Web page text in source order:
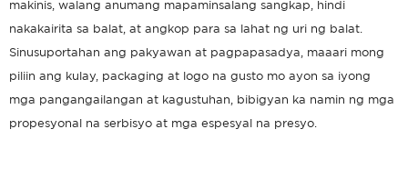
makinis, walang anumang mapaminsalang sangkap, hindi
nakakairita sa balat, at angkop para sa lahat ng uri ng balat.
Sinusuportahan ang pakyawan at pagpapasadya, maaari mong
piliin ang kulay, packaging at logo na gusto mo ayon sa iyong
mga pangangailangan at kagustuhan, bibigyan ka namin ng mga
propesyonal na serbisyo at mga espesyal na presyo.